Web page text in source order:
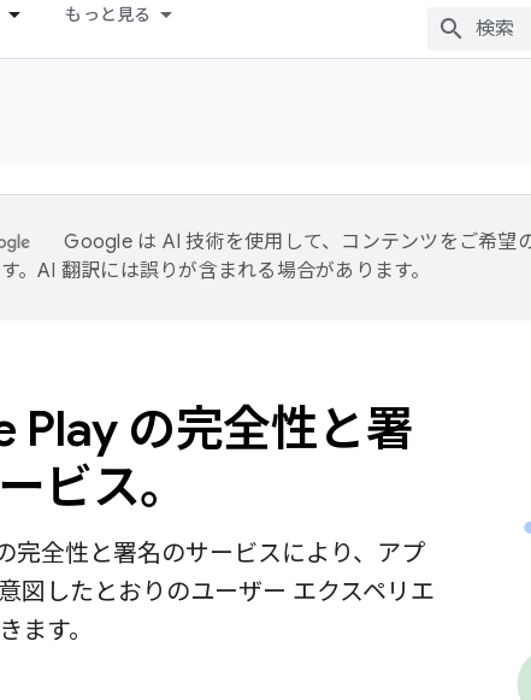
もっと見る
Google は AI 技術を使用して、コンテンツをご希望
。AI 翻訳には誤りが含まれる場合があります。
Play の完全性と署
ビス。
完全性と署名のサービスにより、アプ
図したとおりのユーザー エクスペリエ
ます。